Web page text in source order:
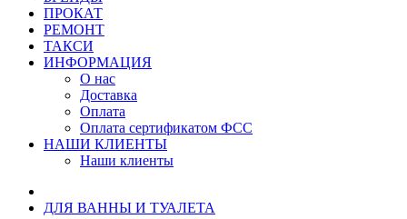
ПРОКАТ
РЕМОНТ
ТАКСИ
ИНФОРМАЦИЯ
О нас
Доставка
Оплата
Оплата сертификатом ФСС
НАШИ КЛИЕНТЫ
Наши клиенты
ДЛЯ ВАННЫ И ТУАЛЕТА